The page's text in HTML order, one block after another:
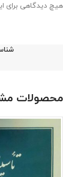
هیچ دیدگاهی
محصولات